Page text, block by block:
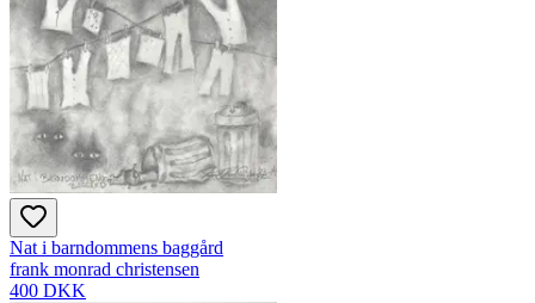
Nat i barndommens baggård
frank monrad christensen
400 DKK